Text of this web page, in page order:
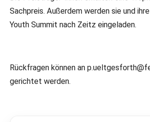
Sachpreis. Außerdem werden sie und
Youth Summit nach Zeitz eingeladen.
Rückfragen können an
gerichtet werden.